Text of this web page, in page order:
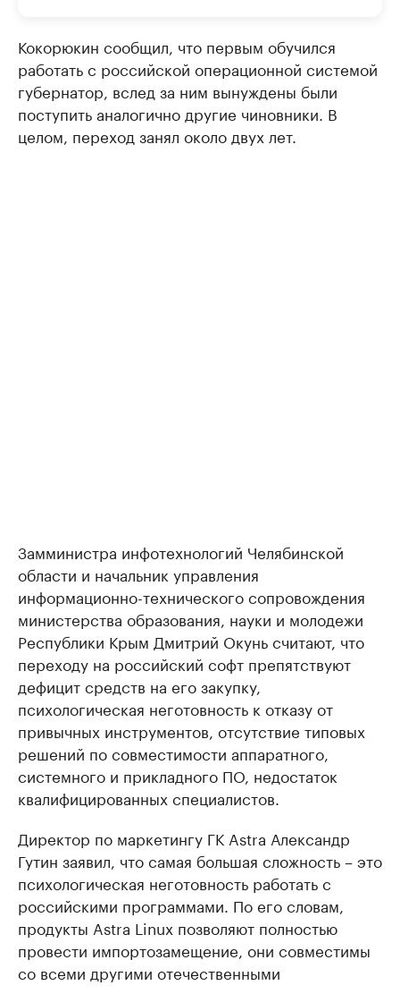
Кокорюкин сообщил, что первым обучился
работать с российской операционной системой
губернатор, вслед за ним вынуждены были
поступить аналогично другие чиновники. В
целом, переход занял около двух лет.
Замминистра инфотехнологий Челябинской
области и начальник управления
информационно-технического сопровождения
министерства образования, науки и молодежи
Республики Крым Дмитрий Окунь считают, что
переходу на российский софт препятствуют
дефицит средств на его закупку,
психологическая неготовность к отказу от
привычных инструментов, отсутствие типовых
решений по совместимости аппаратного,
системного и прикладного ПО, недостаток
квалифицированных специалистов.
Директор по маркетингу ГК Astra Александр
Гутин заявил, что самая большая сложность – это
психологическая неготовность работать с
российскими программами. По его словам,
продукты Astra Linux позволяют полностью
провести импортозамещение, они совместимы
со всеми другими отечественными